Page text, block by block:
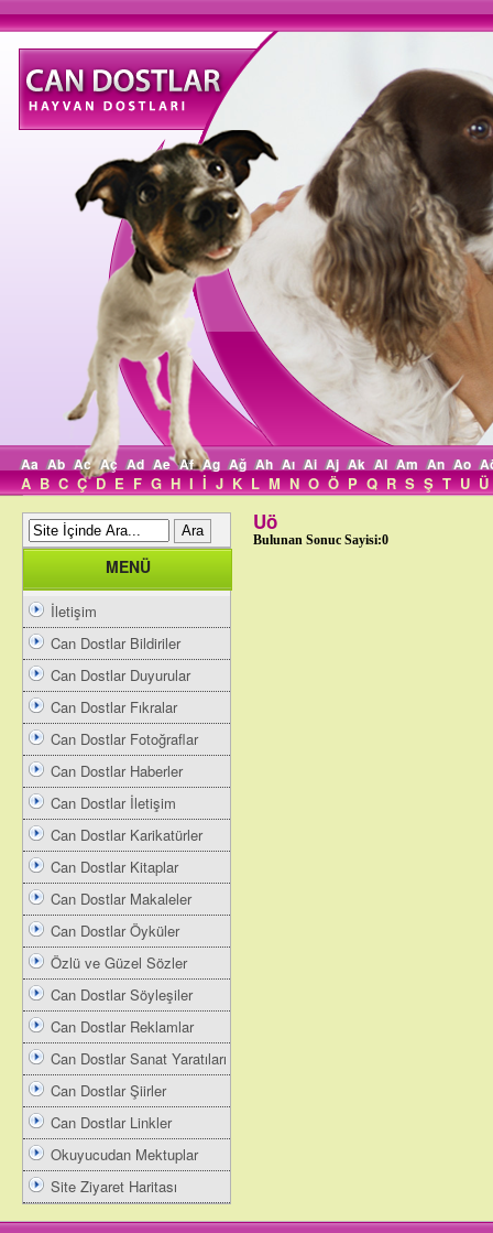
Aa Ab Ac Aç Ad Ae Af Ag Ağ Ah Aı Ai Aj Ak Al Am An Ao
A B C Ç D E F G H I İ J K L M N O Ö P Q R S Ş T U Ü
MENÜ
İletişim
Can Dostlar Bildiriler
Can Dostlar Duyurular
Can Dostlar Fıkralar
Can Dostlar Fotoğraflar
Can Dostlar Haberler
Can Dostlar İletişim
Can Dostlar Karikatürler
Can Dostlar Kitaplar
Can Dostlar Makaleler
Can Dostlar Öyküler
Özlü ve Güzel Sözler
Can Dostlar Söyleşiler
Can Dostlar Reklamlar
Can Dostlar Sanat Yaratıları
Can Dostlar Şiirler
Can Dostlar Linkler
Okuyucudan Mektuplar
Site Ziyaret Haritası
Uö
Bulunan Sonuc Sayisi:0